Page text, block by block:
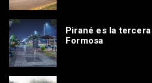
Pirané es la
Formosa